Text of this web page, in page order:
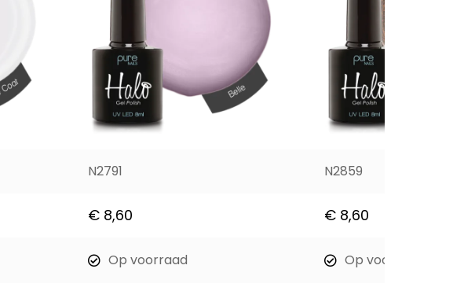
N2791 N2859
€ 8,60 € 8,60
Op voorraad Op voorraad